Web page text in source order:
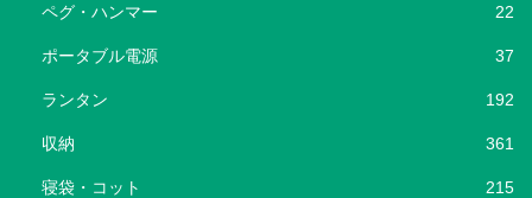
ペグ・ハンマー 22
ポータブル電源 37
ランタン 192
収納 361
寝袋・コット 215